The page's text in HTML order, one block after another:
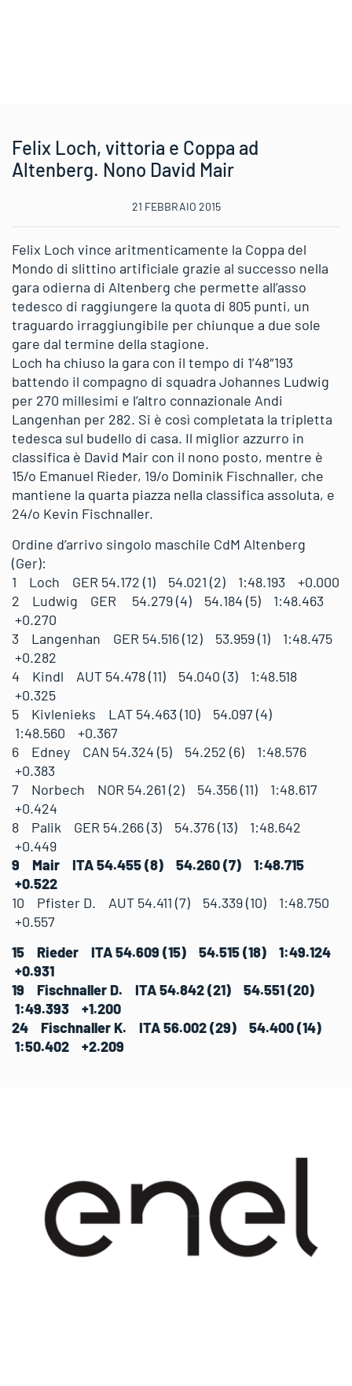
Felix Loch, vittoria e Coppa ad
Altenberg. Nono David Mair
21 FEBBRAIO 2015
Felix Loch vince aritmenticamente la Coppa del
Mondo di slittino artificiale grazie al successo nella
gara odierna di Altenberg che permette all’asso
tedesco di raggiungere la quota di 805 punti, un
traguardo irraggiungibile per chiunque a due sole
gare dal termine della stagione.
Loch ha chiuso la gara con il tempo di 1’48″193
battendo il compagno di squadra Johannes Ludwig
per 270 millesimi e l’altro connazionale Andi
Langenhan per 282. Si è così completata la tripletta
tedesca sul budello di casa. Il miglior azzurro in
classifica è David Mair con il nono posto, mentre è
15/o Emanuel Rieder, 19/o Dominik Fischnaller, che
mantiene la quarta piazza nella classifica assoluta, e
24/o Kevin Fischnaller.
Ordine d’arrivo singolo maschile CdM Altenberg
(Ger):
1 Loch GER 54.172 (1) 54.021 (2) 1:48.193 +0.000
2 Ludwig GER 54.279 (4) 54.184 (5) 1:48.463
+0.270
3 Langenhan GER 54.516 (12) 53.959 (1) 1:48.475
+0.282
4 Kindl AUT 54.478 (11) 54.040 (3) 1:48.518
+0.325
5 Kivlenieks LAT 54.463 (10) 54.097 (4)
1:48.560 +0.367
6 Edney CAN 54.324 (5) 54.252 (6) 1:48.576
+0.383
7 Norbech NOR 54.261 (2) 54.356 (11) 1:48.617
+0.424
8 Palik GER 54.266 (3) 54.376 (13) 1:48.642
+0.449
9 Mair ITA 54.455 (8) 54.260 (7) 1:48.715
+0.522
10 Pfister D. AUT 54.411 (7) 54.339 (10) 1:48.750
+0.557
15 Rieder ITA 54.609 (15) 54.515 (18) 1:49.124
+0.931
19 Fischnaller D. ITA 54.842 (21) 54.551 (20)
1:49.393 +1.200
24 Fischnaller K. ITA 56.002 (29) 54.400 (14)
1:50.402 +2.209